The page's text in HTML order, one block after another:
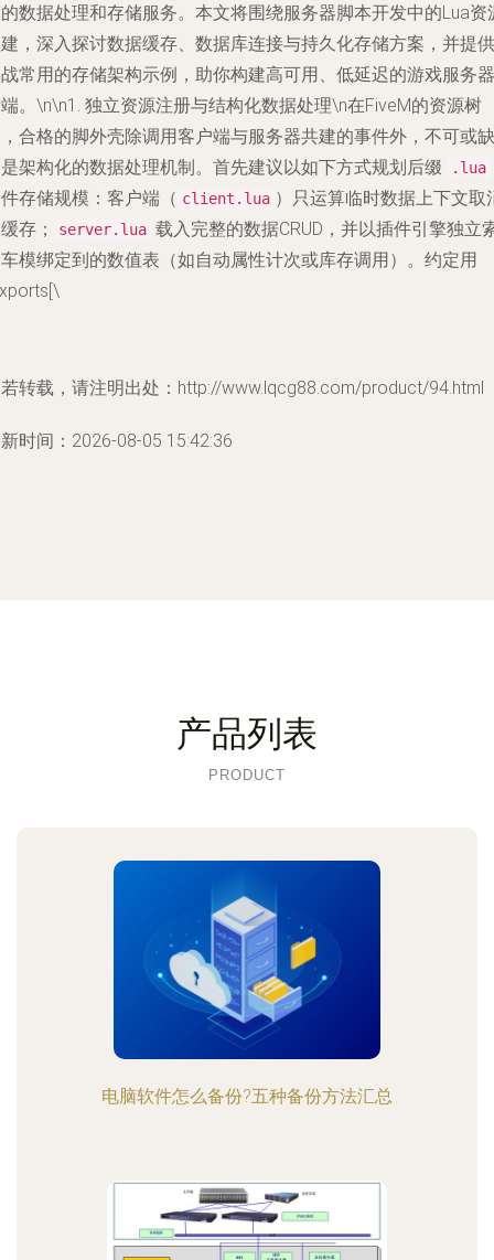
数据处理和存储服务。本文将围绕服务器脚本开发中的Lua资
，深入探讨数据缓存、数据库连接与持久化存储方案，并提供
常用的存储架构示例，助你构建高可用、低延迟的游戏服务器
。\n\n1. 独立资源注册与结构化数据处理\n在FiveM的资源树
合格的脚外壳除调用客户端与服务器共建的事件外，不可或缺
架构化的数据处理机制。首先建议以如下方式规划后缀
.lua
存储规模：客户端（ client.lua ）只运算临时数据上下文取
存；
server.lua 载入完整的数据CRUD，并以插件引擎独立
模绑定到的数值表（如自动属性计次或库存调用）。约定用
转载，请注明出处：http://www.lqcg88.com/product/94.html
时间：2026-08-05 15:42:36
产品列表
PRODUCT
电脑软件怎么备份?五种备份方法汇总